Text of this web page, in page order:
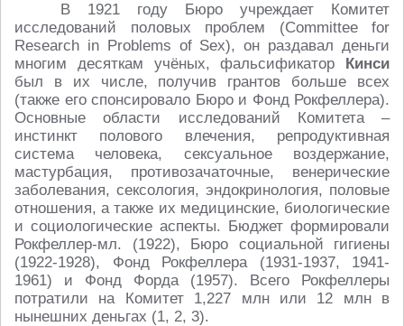
В 1921 году Бюро учреждает Комитет
исследований половых проблем (Committee for
Research in Problems of Sex), он раздавал деньги
многим десяткам учёных, фальсификатор Кинси
был в их числе, получив грантов больше всех
(также его спонсировало Бюро и Фонд Рокфеллера).
Основные области исследований Комитета –
инстинкт полового влечения, репродуктивная
система человека, сексуальное воздержание,
мастурбация, противозачаточные, венерические
заболевания, сексология, эндокринология, половые
отношения, а также их медицинские, биологические
и социологические аспекты. Бюджет формировали
Рокфеллер-мл. (1922), Бюро социальной гигиены
(1922-1928), Фонд Рокфеллера (1931-1937, 1941-
1961) и Фонд Форда (1957). Всего Рокфеллеры
потратили на Комитет 1,227 млн или 12 млн в
нынешних деньгах (1, 2, 3).